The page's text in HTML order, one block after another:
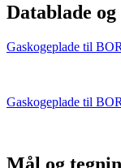
Datablade
Gaskogeplade til
Gaskogeplade til
Mål og